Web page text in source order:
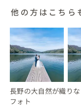
△樹氷や霧氷がある
で必ずしもあると
◼︎最後に
スノーボード歴15
もお任せ下さい。
寒い寒いとばかり言
他の方はこちら
長野の大自然が織り
フォト